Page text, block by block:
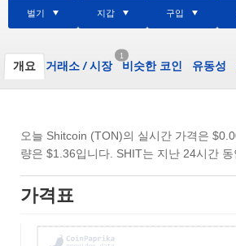
벌기 지갑 구입
개요 거래소 /시장
1
비슷한 코인 유동성
오늘 Shitcoin (TON)의 실시간 가격은
량은 $1.36입니다. SHIT는 지난 24시간
가격표